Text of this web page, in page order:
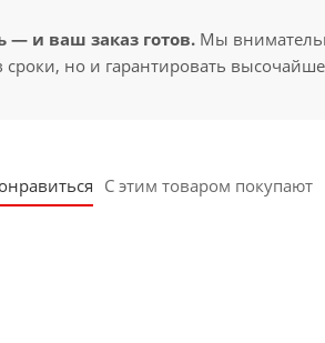
— и ваш заказ готов. Мы
сроки, но и гарантировать
С этим товаром покупают